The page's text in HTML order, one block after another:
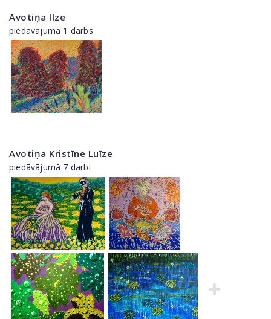
Avotiņa Ilze
piedāvājumā 1 darbs
Avotiņa Kristīne Luīze
piedāvājumā 7 darbi